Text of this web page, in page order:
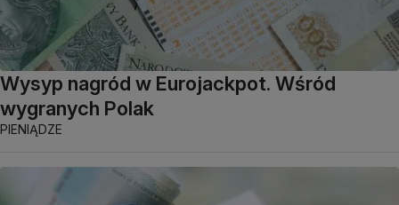
Wysyp nagród w Eurojackpot. Wśród
wygranych Polak
PIENIĄDZE